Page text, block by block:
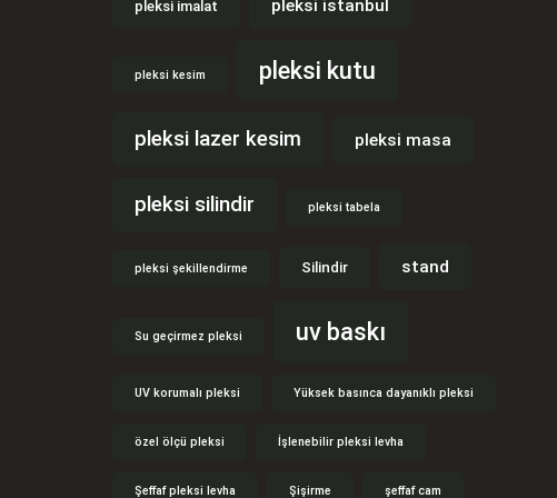
pleksi imalat pleksi istanbul
pleksi kesim pleksi kutu
pleksi lazer kesim pleksi masa
pleksi silindir pleksi tabela
pleksi şekillendirme Silindir stand
Su geçirmez pleksi uv baskı
UV korumalı pleksi Yüksek basınca dayanıklı pleksi
özel ölçü pleksi İşlenebilir pleksi levha
Şeffaf pleksi levha Şişirme şeffaf cam